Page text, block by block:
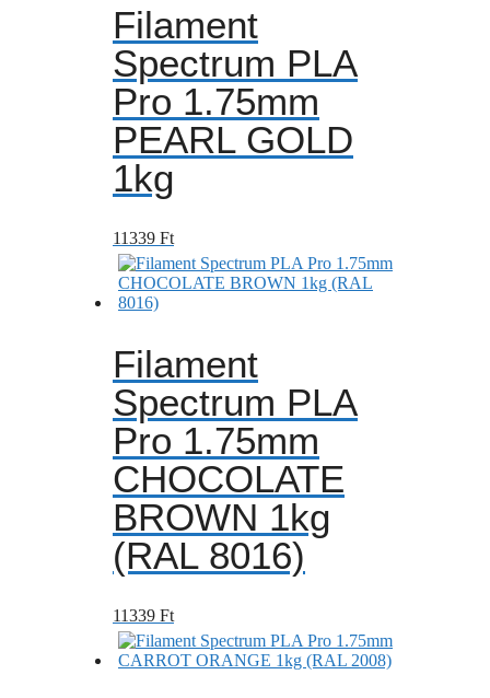
Filament
Spectrum PLA
Pro 1.75mm
PEARL GOLD
1kg
11339 Ft
Filament
Spectrum PLA
Pro 1.75mm
CHOCOLATE
BROWN 1kg
(RAL 8016)
11339 Ft